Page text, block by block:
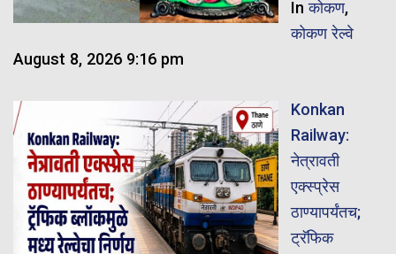
Inकोकण,
कोकण रेल्वे
August 8, 2026 9:16 pm
Konkan
Railway:
नेत्रावती
एक्स्प्रेस
ठाण्यापर्यंतच;
ट्रॅफिक